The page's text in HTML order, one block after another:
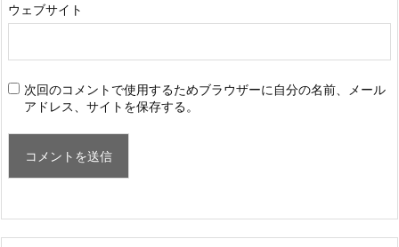
ウェブサイト
次回のコメントで使用するためブラウザーに自分の名前、メール
アドレス、サイトを保存する。